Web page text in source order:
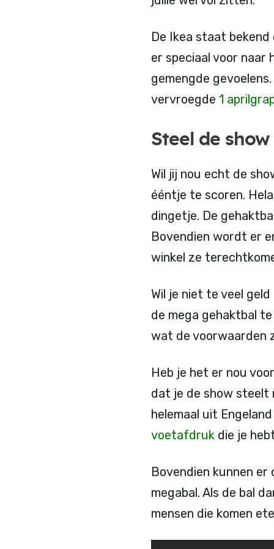
De Ikea staat bekend
er speciaal voor naar
gemengde
vervroegde 1
Steel de
Wil jij nou echt de
ééntje te scoren.
dingetje. De
Bovendien wordt er
winkel ze
Wil je niet te veel
de mega gehaktbal
wat de voorwaarden
Heb je het er nou
dat je de show steelt
helemaal uit
voetafdruk die je
Bovendien kunnen
megabal. Als de bal
mensen die komen